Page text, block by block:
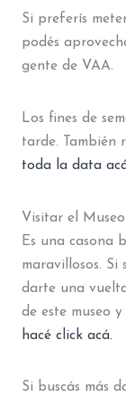
Si preferís
podés
gente de VAA.
Los fines de
tarde. También
toda la data
Visitar el
Es una casona
maravillosos. Si
darte una
de este museo
hacé click acá.
Si buscás más